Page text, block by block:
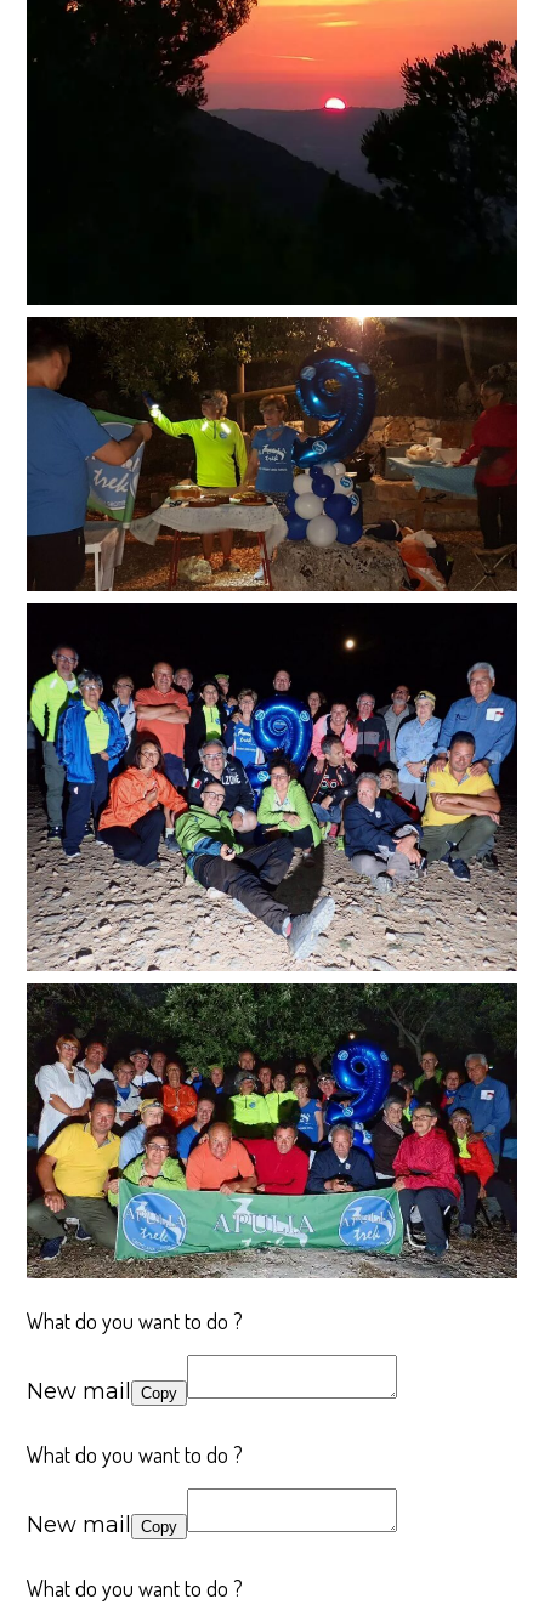
What do you want to do ?
New mail Copy
What do you want to do ?
New mail Copy
What do you want to do ?